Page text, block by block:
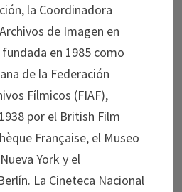
la Coordinadora
de Imagen en
en 1985 como
de la Federación
Fílmicos (FIAF),
por el British Film
Française, el Museo
York y el
La Cineteca Nacional